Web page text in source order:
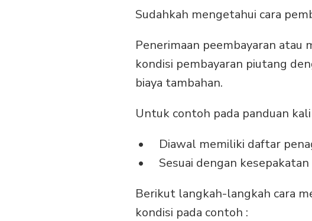
Sudahkah mengetahui cara
Penerimaan peembayaran
kondisi pembayaran piutang
biaya tambahan.
Untuk contoh pada panduan
Diawal memiliki daftar
Sesuai dengan
Berikut langkah-langkah cara
kondisi pada contoh :